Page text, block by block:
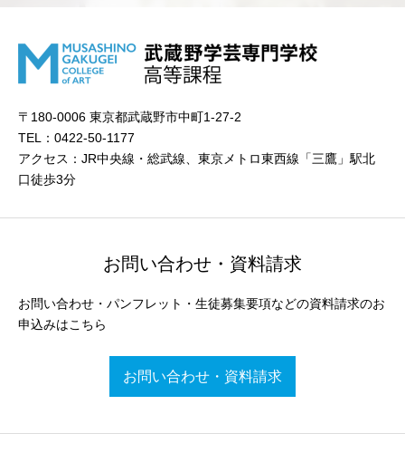
〒180-0006 東京都武蔵野市中町1-27-2
TEL：0422-50-1177
アクセス：JR中央線・総武線、東京メトロ東西線「三鷹」駅北
口徒歩3分
お問い合わせ・資料請求
お問い合わせ・パンフレット・生徒募集要項などの資料請求のお
申込みはこちら
お問い合わせ・資料請求